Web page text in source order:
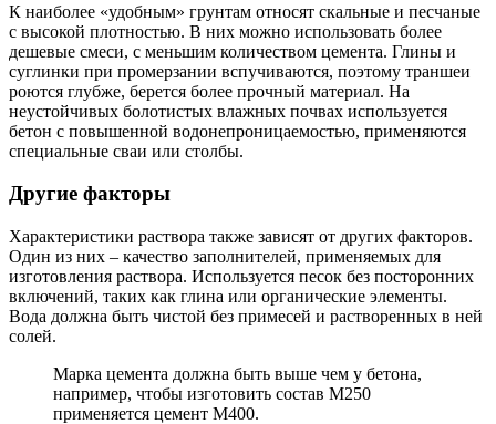
К наиболее «удобным» грунтам относят скальные и песчаные
с высокой плотностью. В них можно использовать более
дешевые смеси, с меньшим количеством цемента. Глины и
суглинки при промерзании вспучиваются, поэтому траншеи
роются глубже, берется более прочный материал. На
неустойчивых болотистых влажных почвах используется
бетон с повышенной водонепроницаемостью, применяются
специальные сваи или столбы.
Другие факторы
Характеристики раствора также зависят от других факторов.
Один из них – качество заполнителей, применяемых для
изготовления раствора. Используется песок без посторонних
включений, таких как глина или органические элементы.
Вода должна быть чистой без примесей и растворенных в ней
солей.
Марка цемента должна быть выше чем у бетона,
например, чтобы изготовить состав М250
применяется цемент М400.